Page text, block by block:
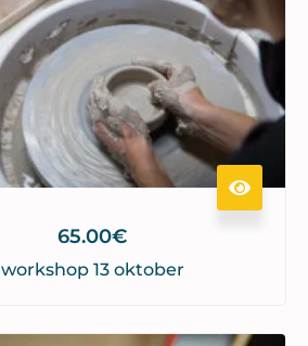
65.00€
workshop 13 oktober